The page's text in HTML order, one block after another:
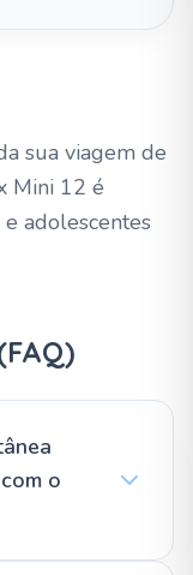
sua viagem de
Mini 12 é
adolescentes
o